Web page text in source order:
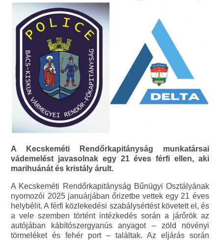
A Kecskeméti Rendőrkapitányság munkatársai
vádemelést javasolnak egy 21 éves férfi ellen, aki
marihuánát és kristály árult.
A Kecskeméti Rendőrkapitányság Bűnügyi Osztályának
nyomozói 2025 januárjában őrizetbe vettek egy 21 éves
helybélit. A férfi közlekedési szabálysértést követett el, és
a vele szemben történt intézkedés során a járőrök az
autójában kábítószergyanús anyagot – zöld növényi
törmeléket és fehér port – találtak. Az eljárás során